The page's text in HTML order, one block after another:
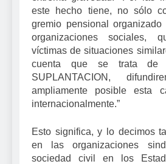
este hecho tiene, no sólo
gremio pensional
organizaciones sociales,
víctimas de situaciones
cuenta que se trata de
SUPLANTACION,
ampliamente posible esta
internacionalmente.”
Esto significa, y lo decimos
en las organizaciones
sociedad civil en los